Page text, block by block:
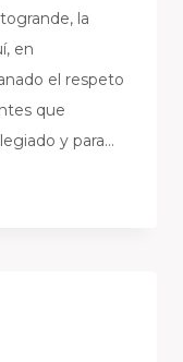
la
en
el respeto
que
y para…